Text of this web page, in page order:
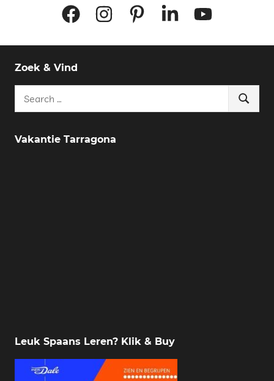
FacebookInstagramPinterestLinkedInYouTube
Zoek & Vind
Search
Vakantie Tarragona
Leuk Spaans Leren? Klik & Buy